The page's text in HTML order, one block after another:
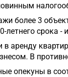
более 3
летнего срока
аренду
В
опекуны в